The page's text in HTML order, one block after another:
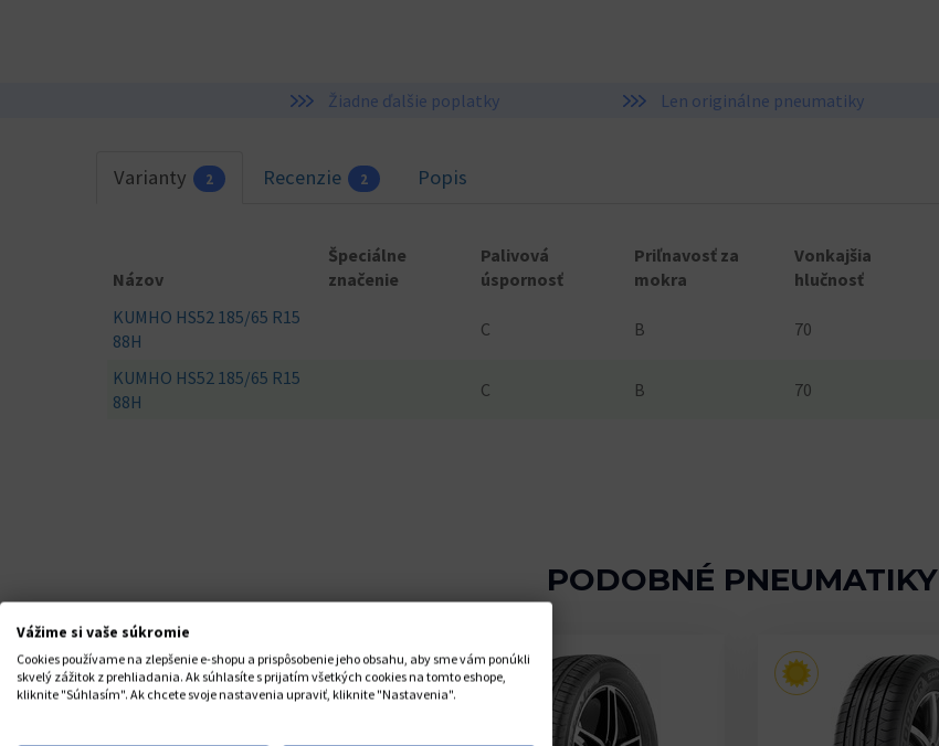
Žiadne ďalšie poplatky Len originálne pneumatiky
Varianty 2 Recenzie 2 Popis
Názov
Špeciálne
značenie
Palivová
úspornosť
Priľnavosť za
mokra
Vonkajšia
hlučnosť
KUMHO HS52 185/65 R15
88H
C B 70
KUMHO HS52 185/65 R15
88H
C B 70
PODOBNÉ PNEUMATIKY
Vážime si vaše súkromie
Cookies používame na zlepšenie e-shopu a prispôsobenie jeho obsahu, aby sme vám ponúkli
skvelý zážitok z prehliadania. Ak súhlasíte s prijatím všetkých cookies na tomto eshope,
kliknite "Súhlasím". Ak chcete svoje nastavenia upraviť, kliknite "Nastavenia".